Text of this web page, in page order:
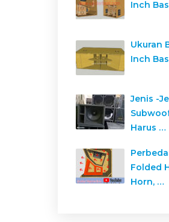
Inch
Ukuran
Inch
Jenis -
Harus …
Folded
Horn, …